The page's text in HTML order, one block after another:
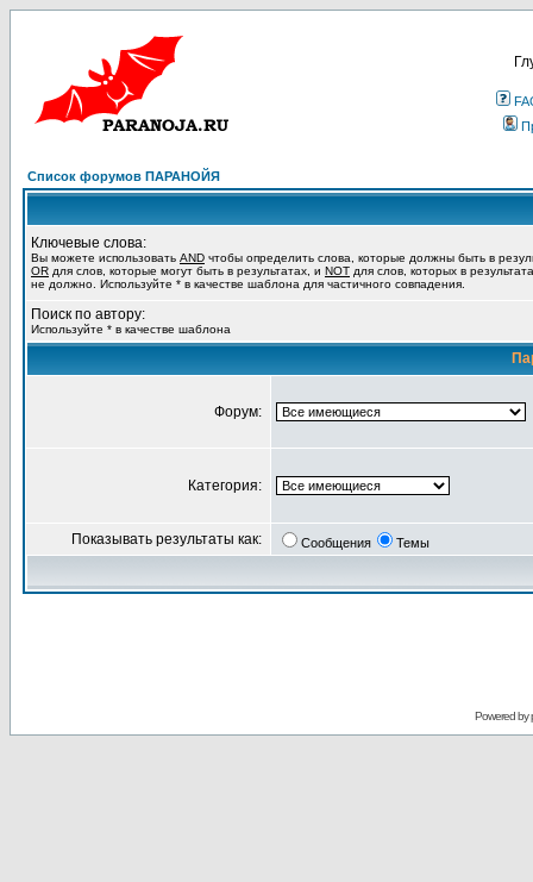
Список форумов ПАРАНОЙЯ
Ключевые слова:
Вы можете использовать AND чтобы определить слова, которые должны быть в
OR для слов, которые могут быть в результатах, и NOT для слов, которых в
не должно. Используйте * в качестве шаблона для частичного совпадения.
Поиск по автору:
Используйте * в качестве шаблона
Форум:
Категория:
Показывать результаты как: Сообщения Темы
Powered by